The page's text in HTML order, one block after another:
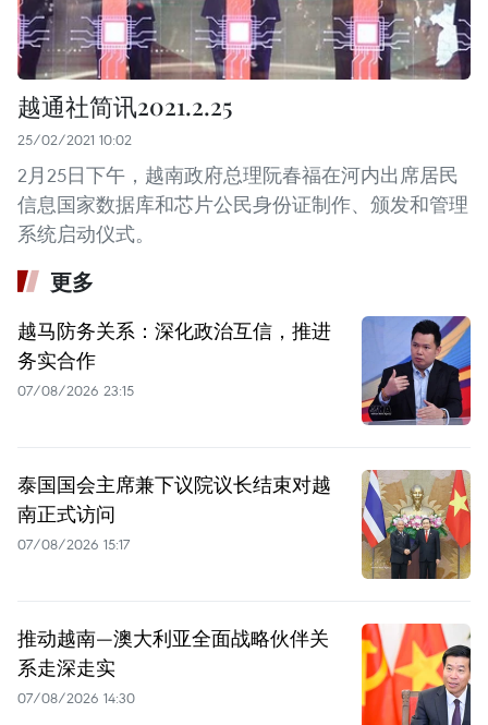
越通社简讯2021.2.25
25/02/2021 10:02
2月25日下午，越南政府总理阮春福在河内出席居民
信息国家数据库和芯片公民身份证制作、颁发和管理
系统启动仪式。
更多
越马防务关系：深化政治互信，推进
务实合作
07/08/2026 23:15
泰国国会主席兼下议院议长结束对越
南正式访问
07/08/2026 15:17
推动越南—澳大利亚全面战略伙伴关
系走深走实
07/08/2026 14:30